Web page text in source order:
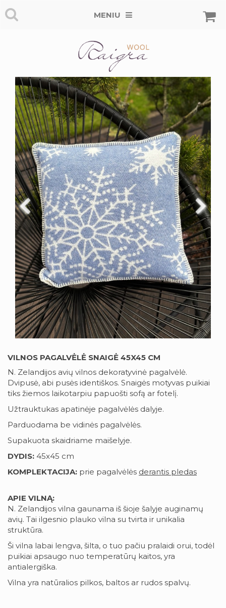
MENIU
VILNOS PAGALVĖLĖ SNAIGĖ 45X45 CM
N. Zelandijos avių vilnos dekoratyvinė pagalvėlė.
Dvipusė, abi pusės identiškos. Snaigės motyvas puikiai
tiks žiemos laikotarpiu papuošti sofą ar fotelį.
Užtrauktukas apatinėje pagalvėlės dalyje.
Parduodama be vidinės pagalvėlės.
Supakuota skaidriame maišelyje.
DYDIS: 45x45 cm
KOMPLEKTACIJA: prie pagalvėlės derantis pledas
APIE VILNĄ:
N. Zelandijos vilna gaunama iš šioje šalyje auginamų
avių. Tai ilgesnio plauko vilna su tvirta ir unikalia
struktūra.
Ši vilna labai lengva, šilta, o tuo pačiu pralaidi orui, todėl
puikiai apsaugo nuo temperatūrų kaitos, yra
antialergiška.
Vilna yra natūralios pilkos, baltos ar rudos spalvų.